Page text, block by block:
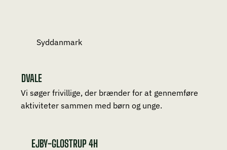
Syddanmark
DVALE
Vi søger frivillige, der brænder for at gennemføre
aktiviteter sammen med børn og unge.
EJBY-GLOSTRUP 4H